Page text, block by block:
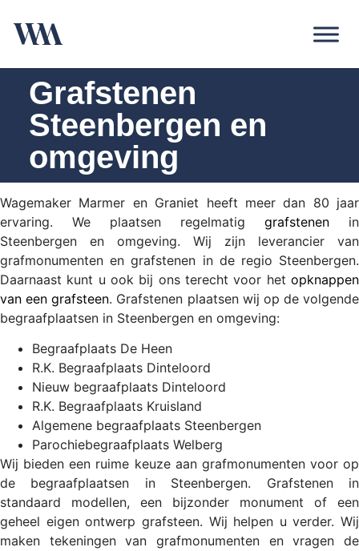
Grafstenen
Steenbergen en
omgeving
Wagemaker Marmer en Graniet heeft meer dan 80 jaar
ervaring. We plaatsen regelmatig grafstenen in
Steenbergen en omgeving. Wij zijn leverancier van
grafmonumenten en grafstenen in de regio Steenbergen.
Daarnaast kunt u ook bij ons terecht voor het opknappen
van een grafsteen. Grafstenen plaatsen wij op de volgende
begraafplaatsen in Steenbergen en omgeving:
Begraafplaats De Heen
R.K. Begraafplaats Dinteloord
Nieuw begraafplaats Dinteloord
R.K. Begraafplaats Kruisland
Algemene begraafplaats Steenbergen
Parochiebegraafplaats Welberg
Wij bieden een ruime keuze aan grafmonumenten voor op
de begraafplaatsen in Steenbergen. Grafstenen in
standaard modellen, een bijzonder monument of een
geheel eigen ontwerp grafsteen. Wij helpen u verder. Wij
maken tekeningen van grafmonumenten en vragen de